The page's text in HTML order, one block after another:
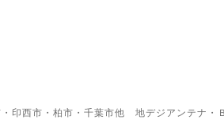
印西市・柏市・千葉市他 地デジアンテナ・